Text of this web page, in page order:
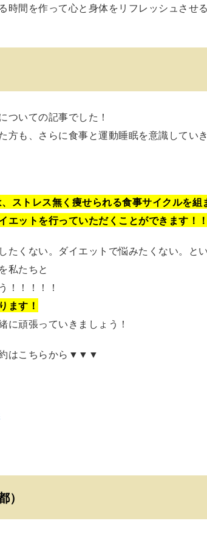
時間を作って心と身体をリフレッシュさせ
ついての記事でした！
方も、さらに食事と運動睡眠を意識してい
ストレス無く痩せられる食事サイクルを組
エットを行っていただくことができます！
たくない。ダイエットで悩みたくない。と
を私たちと
！！！！！
ます！
に頑張っていきましょう！
はこちらから▼▼▼